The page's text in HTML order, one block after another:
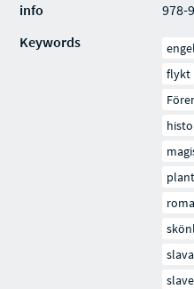
info
978-
Keywords
flykt